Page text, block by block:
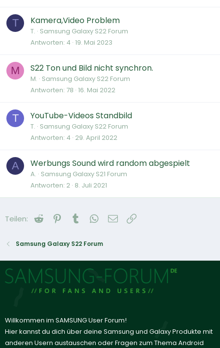
T Kamera,Video Problem
T. Samsung Galaxy S22 Forum
Antworten 4 19. Mai 2023
M S22 Ton und Bild nicht synchron.
M. Samsung Galaxy S22 Forum
Antworten 78 16. Mai 2022
T YouTube-Videos Standbild
T. Samsung Galaxy S22 Forum
Antworten 4 29. April 2022
A Werbungs Sound wird random abgespielt
A. Samsung Galaxy S21 Forum
Antworten 2 8. Juli 2021
Teilen: Reddit Pinterest
Tumblr WhatsApp
E-Mail
Samsung Galaxy S22 Forum
Willkommen im SAMSUNG User Forum!
Hier kannst du dich über deine Samsung und Galaxy Produkte mit
anderen Usern austauschen oder Fragen zum Thema Android